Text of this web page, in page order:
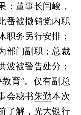
：董事长闫峻，
番被撤销党内职
职务另行安排；
部门副职；总裁
波被警告处分；
教育”。仅有副总
会秘书朱勤本次
了解， 光大银行